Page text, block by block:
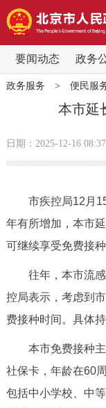
要闻动态 政务
要闻动态
党中央精神
政务公开
市领导
决策公开
政务服务
个人服务
政务服务 > 便民服
本市延
日期：2025-12-16 08:37
市疾控局12月15
年有所增加，本市
可继续享受免费接种
往年，本市流感
控局表示，考虑到
费接种时间。具体
本市免费接种主
社保卡，年龄在60
包括中小学校、中